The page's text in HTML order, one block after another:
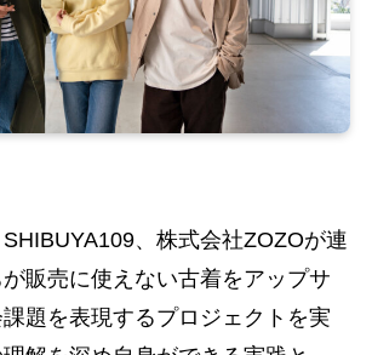
、株式会社ZOZOが連
販売に使えない古着をアップサ
題を表現するプロジェクトを実